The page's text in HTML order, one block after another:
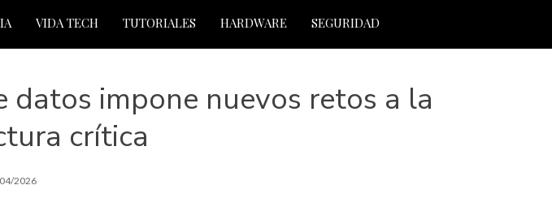
VIDA TECH TUTORIALES HARDWARE SEGURIDAD
datos impone nuevos retos a la
crítica
2026